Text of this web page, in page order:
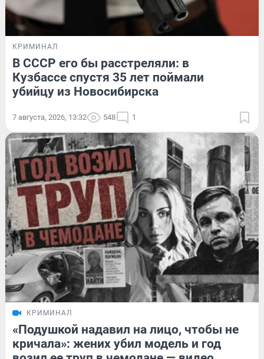
КРИМИНАЛ
В СССР его бы расстреляли: в
Кузбассе спустя 35 лет поймали
убийцу из Новосибирска
7 августа, 2026, 13:32 548 1
КРИМИНАЛ
«Подушкой надавил на лицо, чтобы не
кричала»: жених убил модель и год